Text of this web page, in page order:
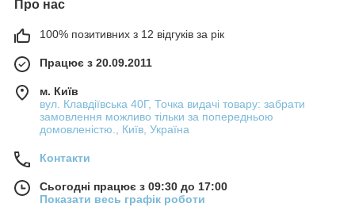
Про нас
100% позитивних з 12 відгуків за рік
Працює з 20.09.2011
м. Київ
вул. Клавдіївська 40Г, Точка видачі товару: забрати
замовлення можливо тільки за попередньою
домовленістю., Київ, Україна
Контакти
Сьогодні працює з 09:30 до 17:00
Показати весь графік роботи